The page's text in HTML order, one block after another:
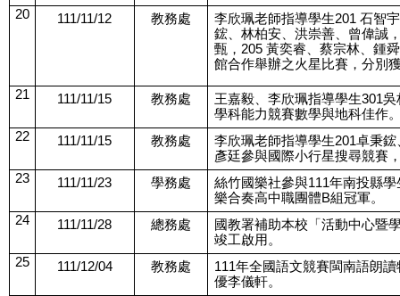
20
111/11/12 教務處
李欣珮老師指導學生201 石智
鋐、林柏安、洪崇善、曾偉誠
甄，205 黃奕睿、蔡宗林、鍾
館合作舉辦之火星比賽，分別
21 111/11/15 教務處
王嘉毅、李欣珮指導學生301
學科能力競賽數學與地科佳作
22
111/11/15 教務處
李欣珮老師指導學生201卓秉
彥廷參與國際小行星搜尋競賽
23
111/11/23 學務處
絲竹國樂社參與111年南投縣
樂合奏高中職團體B組冠軍。
24
111/11/28 總務處
國教署補助本校「活動中心暨
竣工啟用。
25
111/12/04 教務處
111年全國語文競賽閩南語朗
優李儀軒。